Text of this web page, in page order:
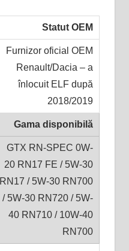
Statut OEM
Furnizor oficial OEM
Renault/Dacia – a
înlocuit ELF după
2018/2019
Gama disponibilă
GTX RN-SPEC 0W-
20 RN17 FE / 5W-30
RN17 / 5W-30 RN700
/ 5W-30 RN720 / 5W-
40 RN710 / 10W-40
RN700